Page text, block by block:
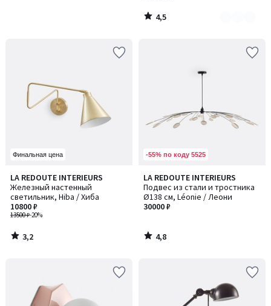
4,5
/
Финальная цена
LA REDOUTE INTERIEURS
Железный настенный
светильник, Hiba / Хиба
13500 ₽-20%
10800 ₽
3,2
/ 5
3,2
/
-55% по коду 5525
LA REDOUTE INTERIEURS
Подвес из стали и тростника
Ø138 см, Léonie / Леони
30000 ₽
4,8
/ 5
4,8
/